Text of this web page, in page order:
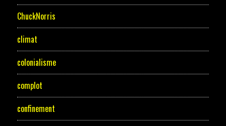
ChuckNorris
climat
colonialisme
complot
confinement